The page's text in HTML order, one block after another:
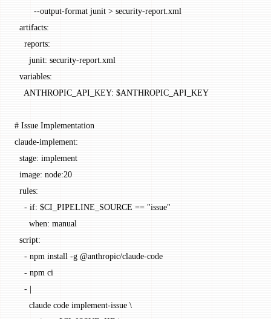
        --output-format junit > security-report.xml
  artifacts
:
    reports
:
      junit
: security-report.xml
  variables
:
    ANTHROPIC_API_KEY
: $ANTHROPIC_API_KEY
# Issue Implementation
claude-implement:
  stage
: implement
  image
: node:20
  rules
:
    -
if: $CI_PIPELINE_SOURCE == "issue"
      when
: manual
  script
:
    -
npm install -g @anthropic/claude-code
    -
npm ci
    -
|
      claude code implement-issue \